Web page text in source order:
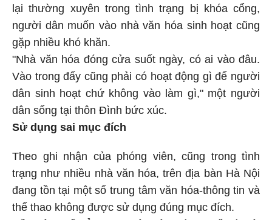
lại thường xuyên trong tình trạng bị khóa cổng,
người dân muốn vào nhà văn hóa sinh hoạt cũng
gặp nhiều khó khăn.
"Nhà văn hóa đóng cửa suốt ngày, có ai vào đâu.
Vào trong đấy cũng phải có hoạt động gì để người
dân sinh hoạt chứ không vào làm gì," một người
dân sống tại thôn Đình bức xúc.
Sử dụng sai mục đích
Theo ghi nhận của phóng viên, cũng trong tình
trạng như nhiều nhà văn hóa, trên địa bàn Hà Nội
đang tồn tại một số trung tâm văn hóa-thông tin và
thể thao không được sử dụng đúng mục đích.